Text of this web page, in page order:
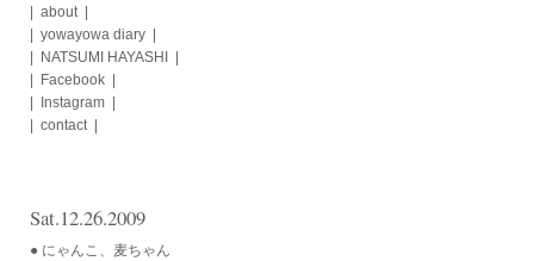
about
yowayowa diary
NATSUMI HAYASHI
Facebook
Instagram
contact
Sat.12.26.2009
● にゃんこ、麦ちゃん